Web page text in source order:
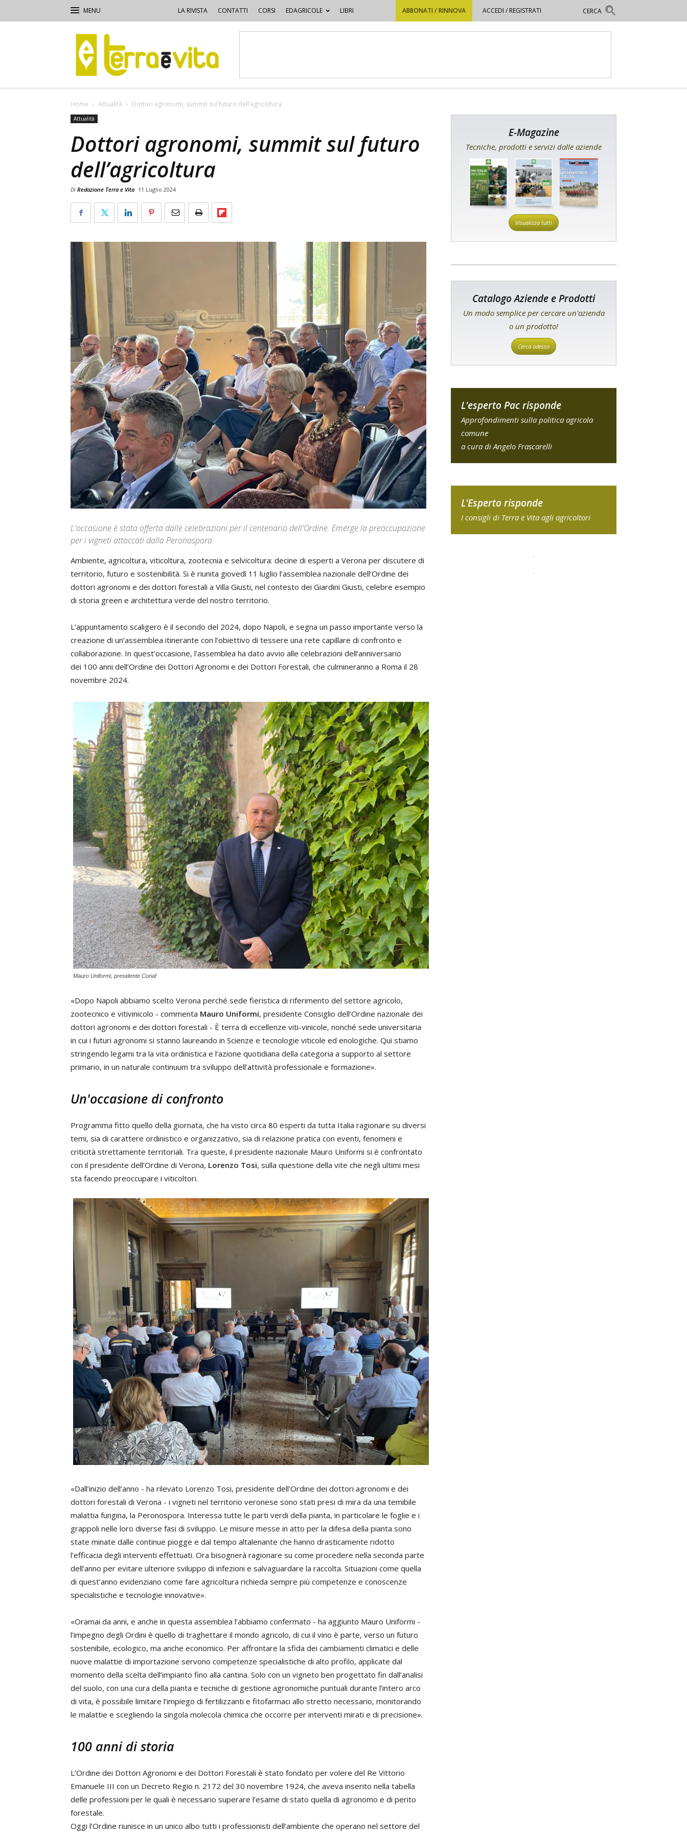
LA RIVISTA CONTATTI CORSI EDAGRICOLE LIBRI ABBONATI / RINNOVA ACCEDI / REGISTRATI
Terra
e
Vita
Home Attualità Dottori agronomi, summit sul futuro dell’agricoltura
Attualità
Dottori agronomi, summit sul futuro
dell’agricoltura
Di Redazione Terra e Vita 11 Luglio 2024
L'occasione è stata offerta dalle celebrazioni per il centenario dell'Ordine. Emerge la preoccupazione
per i vigneti attaccati dalla Peronospora
Ambiente, agricoltura, viticoltura, zootecnia e selvicoltura: decine di esperti a Verona per discutere di
territorio, futuro e sostenibilità. Si è riunita giovedì 11 luglio l’assemblea nazionale dell’Ordine dei
dottori agronomi e dei dottori forestali a Villa Giusti, nel contesto dei Giardini Giusti, celebre esempio
di storia green e architettura verde del nostro territorio.
L’appuntamento scaligero è il secondo del 2024, dopo Napoli, e segna un passo importante verso la
creazione di un’assemblea itinerante con l’obiettivo di tessere una rete capillare di confronto e
collaborazione. In quest’occasione, l’assemblea ha dato avvio alle celebrazioni dell’anniversario
dei 100 anni dell’Ordine dei Dottori Agronomi e dei Dottori Forestali, che culmineranno a Roma il 28
novembre 2024.
Mauro Uniformi, presidente Conaf
«Dopo Napoli abbiamo scelto Verona perché sede fieristica di riferimento del settore agricolo,
zootecnico e vitivinicolo - commenta Mauro Uniformi, presidente Consiglio dell’Ordine nazionale dei
dottori agronomi e dei dottori forestali - È terra di eccellenze viti-vinicole, nonché sede universitaria
in cui i futuri agronomi si stanno laureando in Scienze e tecnologie viticole ed enologiche. Qui stiamo
stringendo legami tra la vita ordinistica e l’azione quotidiana della categoria a supporto al settore
primario, in un naturale continuum tra sviluppo dell’attività professionale e formazione».
Un'occasione di confronto
Programma fitto quello della giornata, che ha visto circa 80 esperti da tutta Italia ragionare su diversi
temi, sia di carattere ordinistico e organizzativo, sia di relazione pratica con eventi, fenomeni e
criticità strettamente territoriali. Tra queste, il presidente nazionale Mauro Uniformi si è confrontato
con il presidente dell’Ordine di Verona, Lorenzo Tosi, sulla questione della vite che negli ultimi mesi
sta facendo preoccupare i viticoltori.
«Dall’inizio dell’anno - ha rilevato Lorenzo Tosi, presidente dell'Ordine dei dottori agronomi e dei
dottori forestali di Verona - i vigneti nel territorio veronese sono stati presi di mira da una temibile
malattia fungina, la Peronospora. Interessa tutte le parti verdi della pianta, in particolare le foglie e i
grappoli nelle loro diverse fasi di sviluppo. Le misure messe in atto per la difesa della pianta sono
state minate dalle continue piogge e dal tempo altalenante che hanno drasticamente ridotto
l’efficacia degli interventi effettuati. Ora bisognerà ragionare su come procedere nella seconda parte
dell’anno per evitare ulteriore sviluppo di infezioni e salvaguardare la raccolta. Situazioni come quella
di quest’anno evidenziano come fare agricoltura richieda sempre più competenze e conoscenze
specialistiche e tecnologie innovative».
«Oramai da anni, e anche in questa assemblea l’abbiamo confermato - ha aggiunto Mauro Uniformi -
l’impegno degli Ordini è quello di traghettare il mondo agricolo, di cui il vino è parte, verso un futuro
sostenibile, ecologico, ma anche economico. Per affrontare la sfida dei cambiamenti climatici e delle
nuove malattie di importazione servono competenze specialistiche di alto profilo, applicate dal
momento della scelta dell’impianto fino alla cantina. Solo con un vigneto ben progettato fin dall’analisi
del suolo, con una cura della pianta e tecniche di gestione agronomiche puntuali durante l’intero arco
di vita, è possibile limitare l’impiego di fertilizzanti e fitofarmaci allo stretto necessario, monitorando
le malattie e scegliendo la singola molecola chimica che occorre per interventi mirati e di precisione».
100 anni di storia
L’Ordine dei Dottori Agronomi e dei Dottori Forestali è stato fondato per volere del Re Vittorio
Emanuele III con un Decreto Regio n. 2172 del 30 novembre 1924, che aveva inserito nella tabella
delle professioni per le quali è necessario superare l’esame di stato quella di agronomo e di perito
forestale.
Oggi l’Ordine riunisce in un unico albo tutti i professionisti dell’ambiente che operano nel settore del
E-Magazine
Tecniche, prodotti e servizi dalle aziende
Visualizza tutti
Catalogo Aziende e Prodotti
Un modo semplice per cercare un'azienda
o un prodotto!
Cerca adesso
L'esperto Pac risponde
Approfondimenti sulla politica agricola
comune
a cura di Angelo Frascarelli
L'Esperto risponde
I consigli di Terra e Vita agli agricoltori